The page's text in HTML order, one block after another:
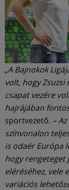
„A Bajnokok
volt, hogy Zsuzsi
csapat vezére
hajrájában
sportvezető. –
színvonalon
is odaér Európa
hogy rengeteget
eléréséhez, vele
variációs